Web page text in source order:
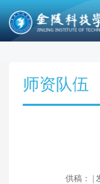
师资队伍
供稿： |